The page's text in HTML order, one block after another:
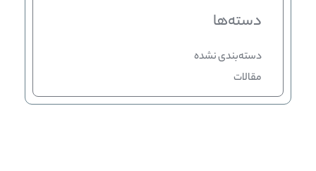
دسته‌ها
دسته‌بندی نشده
مقالات